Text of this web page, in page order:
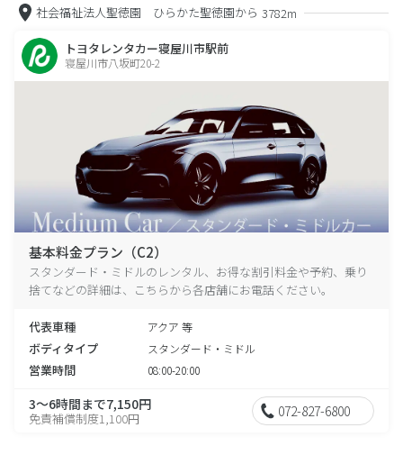
社会福祉法人聖徳園 ひらかた聖徳園から 3782m
トヨタレンタカー寝屋川市駅前
寝屋川市八坂町20-2
基本料金プラン（C2）
スタンダード・ミドルのレンタル、お得な割引料金や予約、乗り
捨てなどの詳細は、こちらから各店舗にお電話ください。
代表車種 アクア 等
ボディタイプ スタンダード・ミドル
営業時間 08:00-20:00
3～6時間まで7,150円
免責補償制度1,100円 072-827-6800